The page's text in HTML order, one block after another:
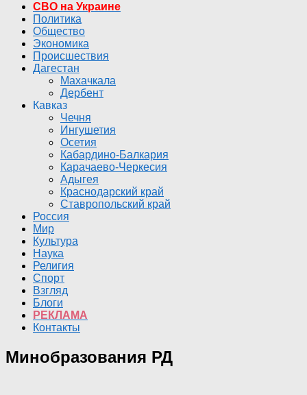
СВО на Украине
Политика
Общество
Экономика
Происшествия
Дагестан
Махачкала
Дербент
Кавказ
Чечня
Ингушетия
Осетия
Кабардино-Балкария
Карачаево-Черкесия
Адыгея
Краснодарский край
Ставропольский край
Россия
Мир
Культура
Наука
Религия
Спорт
Взгляд
Блоги
РЕКЛАМА
Контакты
Минобразования РД